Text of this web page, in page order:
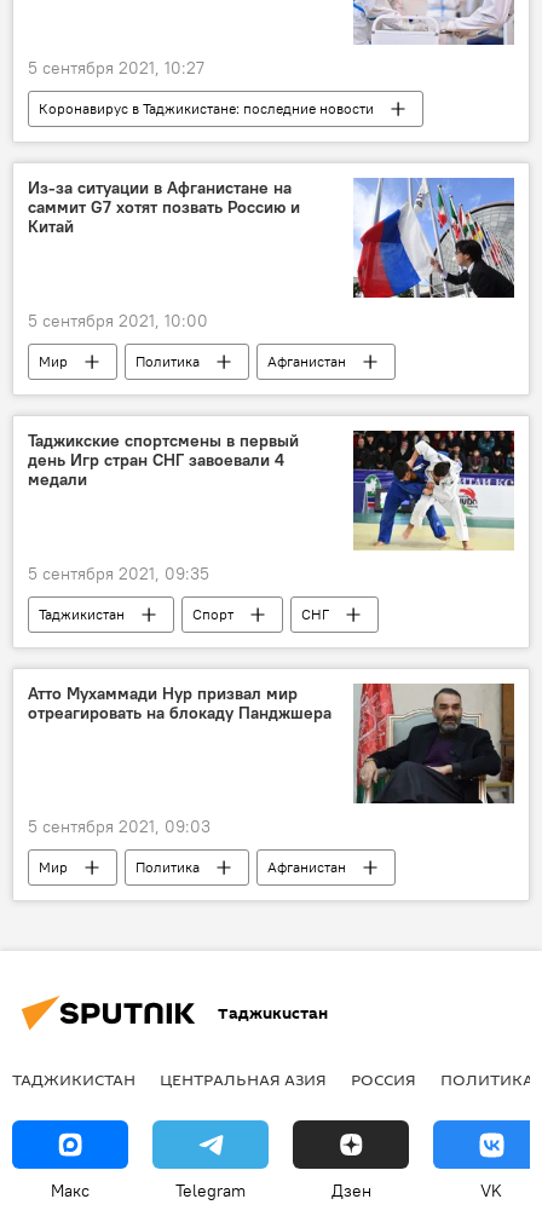
5 сентября 2021, 10:27
Коронавирус в Таджикистане: последние новости
Таджикистан
Здравоохранение
Минздрав Таджикистана
коронавирус
Из-за ситуации в Афганистане на
саммит G7 хотят позвать Россию и
Китай
5 сентября 2021, 10:00
Мир Политика
Афганистан
Китай
G7
Таджикские спортсмены в первый
день Игр стран СНГ завоевали 4
медали
5 сентября 2021, 09:35
Таджикистан Спорт СНГ
Атто Мухаммади Нур призвал мир
отреагировать на блокаду Панджшера
5 сентября 2021, 09:03
Мир Политика
Афганистан
Панджшер
Таджикистан
ТАДЖИКИСТАН ЦЕНТРАЛЬНАЯ АЗИЯ РОССИЯ ПОЛИТИКА
Макс Telegram Дзен VK